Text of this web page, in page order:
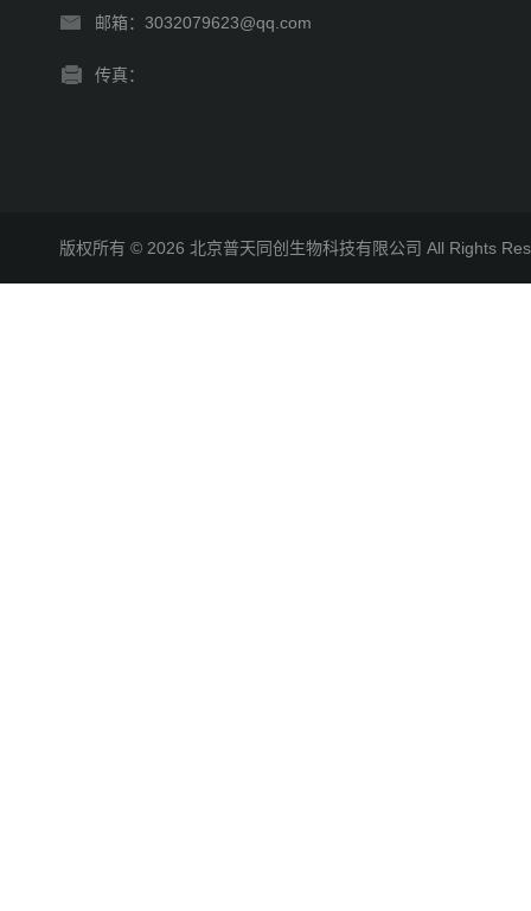
邮箱：3032079623@qq.com
传真：
版权所有 © 2026 北京普天同创生物科技有限公司 All Rights